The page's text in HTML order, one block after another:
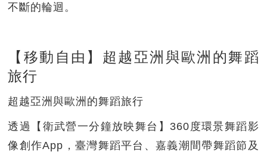
不斷的輪迴。
【移動自由】超越亞洲與歐洲的舞蹈
旅行
超越亞洲與歐洲的舞蹈旅行
透過【衛武營一分鐘放映舞台】360度環景舞蹈影
像創作App，臺灣舞蹈平台、嘉義潮間帶舞蹈節及